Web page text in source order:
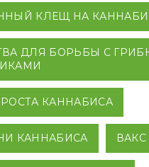
КЛЕЩ НА
ДЛЯ БОРЬБЫ С
КАННАБИСА
КАННАБИСА ВАКС